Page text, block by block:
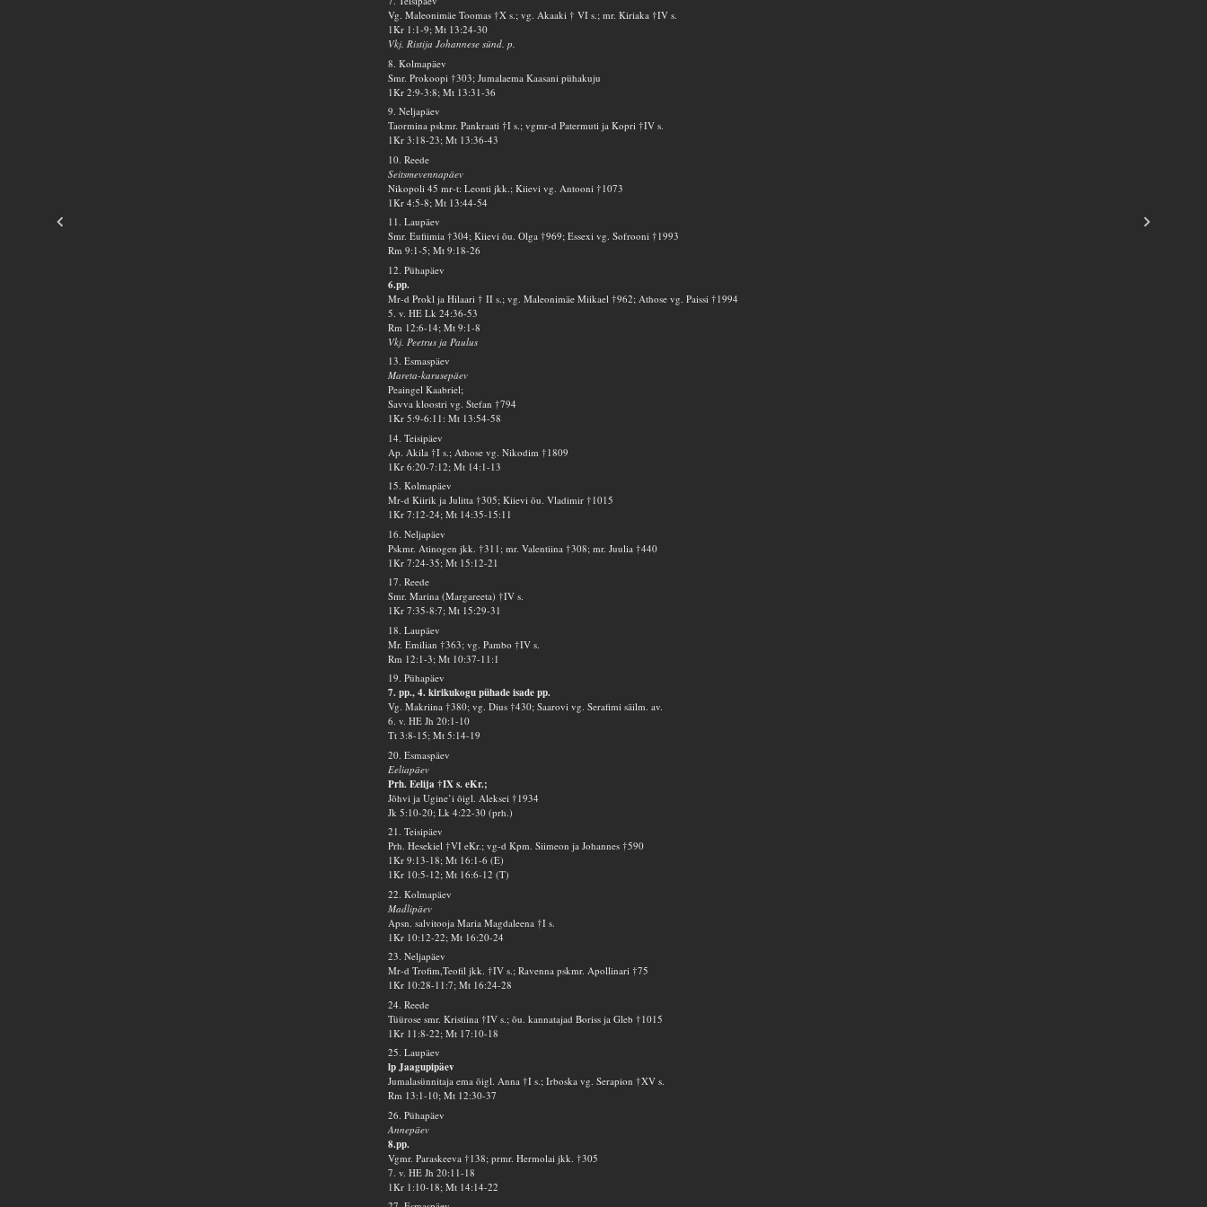
Vg. Maleonimäe Toomas †X s.; vg. Akaaki † VI s.; mr. Kiriaka †IV s.
1Kr 1:1-9; Mt 13:24-30
Vkj. Ristija Johannese sünd. p.
8. Kolmapäev
Smr. Prokoopi †303; Jumalaema Kaasani pühakuju
1Kr 2:9-3:8; Mt 13:31-36
9. Neljapäev
Taormina pskmr. Pankraati †I s.; vgmr-d Patermuti ja Kopri †IV s.
1Kr 3:18-23; Mt 13:36-43
10. Reede
Seitsmevennapäev
Nikopoli 45 mr-t: Leonti jkk.; Kiievi vg. Antooni †1073
1Kr 4:5-8; Mt 13:44-54
11. Laupäev
Smr. Eufiimia †304; Kiievi õu. Olga †969; Essexi vg. Sofrooni †1993
Rm 9:1-5; Mt 9:18-26
12. Pühapäev
6.pp.
Mr-d Prokl ja Hilaari † II s.; vg. Maleonimäe Miikael †962; Athose vg. Paissi †1994
5. v. HE Lk 24:36-53
Rm 12:6-14; Mt 9:1-8
Vkj. Peetrus ja Paulus
13. Esmaspäev
Mareta-karusepäev
Peaingel Kaabriel;
Savva kloostri vg. Stefan †794
1Kr 5:9-6:11: Mt 13:54-58
14. Teisipäev
Ap. Akila †I s.; Athose vg. Nikodim †1809
1Kr 6:20-7:12; Mt 14:1-13
15. Kolmapäev
Mr-d Kiirik ja Julitta †305; Kiievi õu. Vladimir †1015
1Kr 7:12-24; Mt 14:35-15:11
16. Neljapäev
Pskmr. Atinogen jkk. †311; mr. Valentiina †308; mr. Juulia †440
1Kr 7:24-35; Mt 15:12-21
17. Reede
Smr. Marina (Margareeta) †IV s.
1Kr 7:35-8:7; Mt 15:29-31
18. Laupäev
Mr. Emilian †363; vg. Pambo †IV s.
Rm 12:1-3; Mt 10:37-11:1
19. Pühapäev
7. pp., 4. kirikukogu pühade isade pp.
Vg. Makriina †380; vg. Dius †430; Saarovi vg. Serafimi säilm. av.
6. v. HE Jh 20:1-10
Tt 3:8-15; Mt 5:14-19
20. Esmaspäev
Eeliapäev
Prh. Eelija †IX s. eKr.;
Jõhvi ja Ugine’i õigl. Aleksei †1934
Jk 5:10-20; Lk 4:22-30 (prh.)
21. Teisipäev
Prh. Hesekiel †VI eKr.; vg-d Kpm. Siimeon ja Johannes †590
1Kr 9:13-18; Mt 16:1-6 (E)
1Kr 10:5-12; Mt 16:6-12 (T)
22. Kolmapäev
Madlipäev
Apsn. salvitooja Maria Magdaleena †I s.
1Kr 10:12-22; Mt 16:20-24
23. Neljapäev
Mr-d Trofim,Teofil jkk. †IV s.; Ravenna pskmr. Apollinari †75
1Kr 10:28-11:7; Mt 16:24-28
24. Reede
Tüürose smr. Kristiina †IV s.; õu. kannatajad Boriss ja Gleb †1015
1Kr 11:8-22; Mt 17:10-18
25. Laupäev
lp Jaagupipäev
Jumalasünnitaja ema õigl. Anna †I s.; Irboska vg. Serapion †XV s.
Rm 13:1-10; Mt 12:30-37
26. Pühapäev
Annepäev
8.pp.
Vgmr. Paraskeeva †138; prmr. Hermolai jkk. †305
7. v. HE Jh 20:11-18
1Kr 1:10-18; Mt 14:14-22